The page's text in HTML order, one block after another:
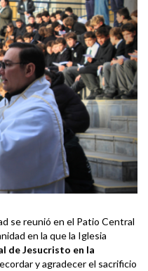
se reunió en el Patio Central
en la que la Iglesia
de Jesucristo en la
y agradecer el sacrificio